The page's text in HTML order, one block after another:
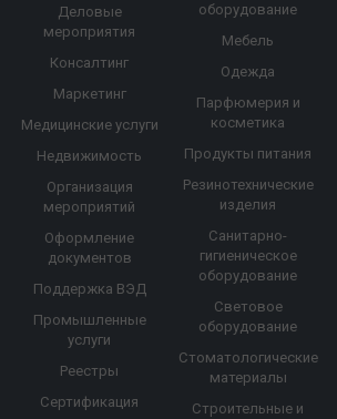
Деловые
мероприятия
Консалтинг
Маркетинг
Медицинские услуги
Недвижимость
Организация
мероприятий
Оформление
документов
Поддержка ВЭД
Промышленные
услуги
Реестры
Сертификация
оборудование
Мебель
Одежда
Парфюмерия и
косметика
Продукты питания
Резинотехнические
изделия
Санитарно-
гигиеническое
оборудование
Световое
оборудование
Стоматологические
материалы
Строительные и